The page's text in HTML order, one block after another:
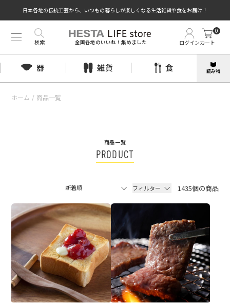
日本各地の伝統工芸から、いつもの暮らしが楽しくなる生活雑貨や食をお届け！
全国各地のいいね！集めました ログインカート
0
検索
器 雑貨 食 読み物
ホーム / 商品一覧
商品一覧
PRODUCT
フィルター 1435個の商品